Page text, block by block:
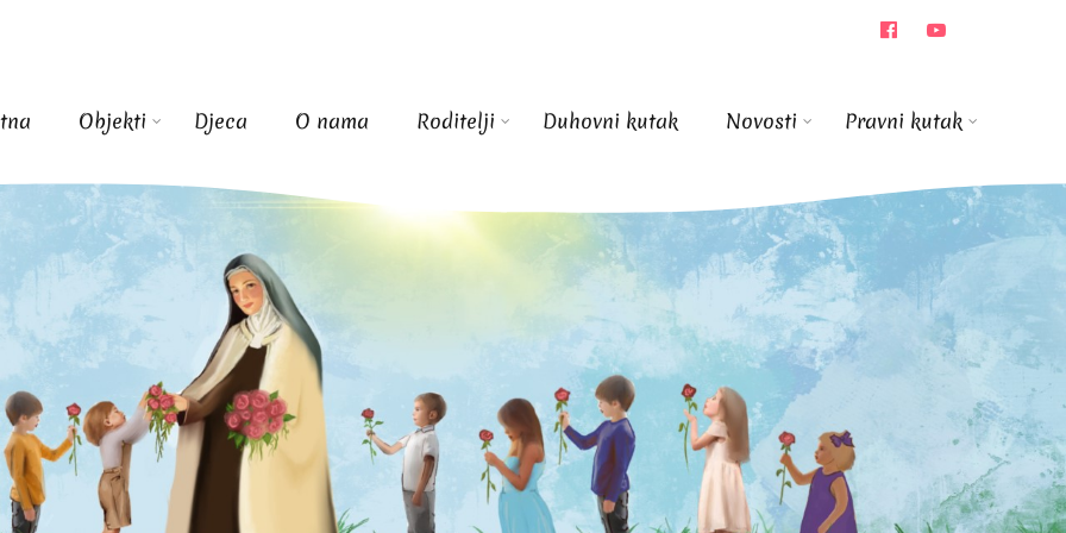
Objekti Djeca O nama Roditelji Duhovni kutak Novosti Pravni kutak